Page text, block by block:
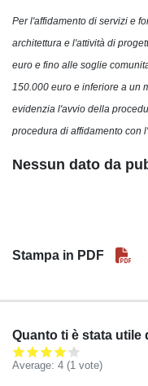
Per l'affidamento di servizi e
architettura e l'attività di
euro e fino alle soglie
150.000 euro e inferiore a un
evidenzia l'avvio della
procedura di affidamento con
Nessun dato da
Stampa in PDF
Quanto ti è stata utile
Average: 4 (1 vote)